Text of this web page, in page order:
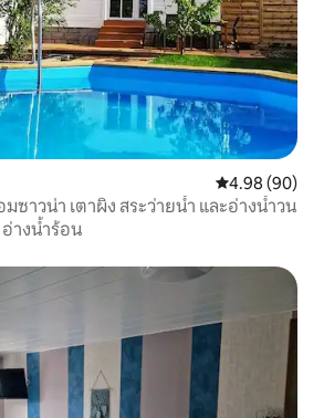
คะแนนเฉลี่ย
4.98 (90)
ซาวน่า เตาผิง สระว่ายน้ำ และอ่างน้ำวน
อ่างน้ำร้อน